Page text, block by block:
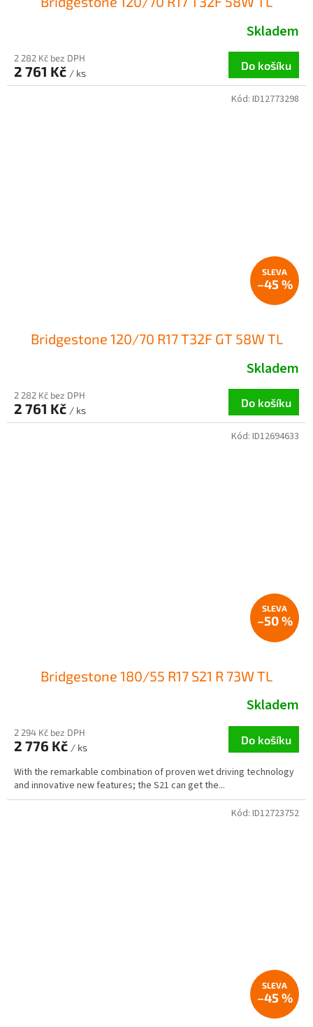
Skladem
2 282 Kč bez DPH
2 761 Kč / ks
Do košíku
–45 %
Bridgestone 120/70 R17 T32F GT 58W TL
Skladem
2 282 Kč bez DPH
2 761 Kč / ks
Do košíku
Kód: ID12773298
–50 %
Bridgestone 180/55 R17 S21 R 73W TL
Skladem
2 294 Kč bez DPH
2 776 Kč / ks
Do košíku
With the remarkable combination of proven wet driving technology
and innovative new features; the S21 can get the...
Kód: ID12694633
–45 %
Kód: ID12723752